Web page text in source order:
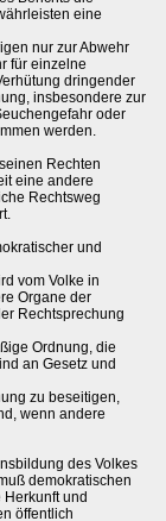
eine
nur zur Abwehr
für einzelne
dringender
insbesondere zur
oder
werden.
Rechten
eine andere
Rechtsweg
und
vom Volke in
Organe der
Rechtsprechung
Ordnung, die
an Gesetz und
zu beseitigen,
wenn andere
des Volkes
demokratischen
und
öffentlich